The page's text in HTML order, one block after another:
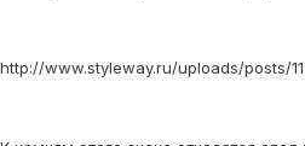
http://www.styleway.ru/uploads/posts/